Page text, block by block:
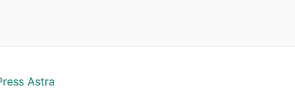
Astra